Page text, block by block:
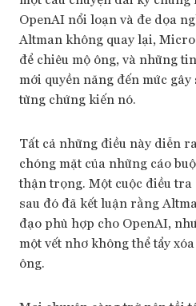
OpenAI nổi loạn và đe dọa
Altman không quay lại,
để chiêu mộ ông, và những
mới quyền năng đến mức
từng chứng kiến nó.
Tất cả những điều này diễn
chóng mặt của những cáo
thận trọng. Một cuộc điều
sau đó đã kết luận rằng
đạo phù hợp cho OpenAI,
một vết nhơ không thể tẩy
ông.